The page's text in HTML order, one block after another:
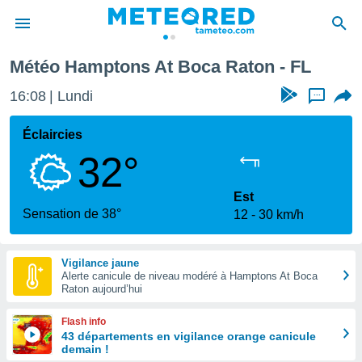
de
Météo Hamptons At Boca Raton - FL
16:08 Lundi ...
Éclaircies
32°
Sensation de 38°
Est
12
30 km/h
Vigilance jaune
Alerte canicule de niveau modéré à Hamptons At Boca
Raton aujourd’hui
Flash info
43 départements en vigilance orange canicule
demain !